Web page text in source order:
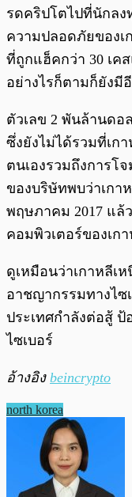
รดคริปโตไปที่นักล
ความปลอดภัยของเ
ที่ถูกแฮ็คกว่า 30 เค
อย่างไรก็ตามก็ยังมี
ตัวเลข 2 พันล้านดอ
ซึ่งยังไม่ได้รวมที่เก
ตนเองรวมถึงการโ
ของบริษัทพบว่าเกา
พฤษภาคม 2017 แล้
คอมพิวเตอร์ของเก
ดูเหมือนว่าเกาหลีเ
อาชญากรรมทางไซ
ประเทศกำลังต่อสู้
ไซเบอร์
อ้างอิง beincrypto
north korea